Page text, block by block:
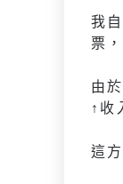
我
票
由
↑收
這